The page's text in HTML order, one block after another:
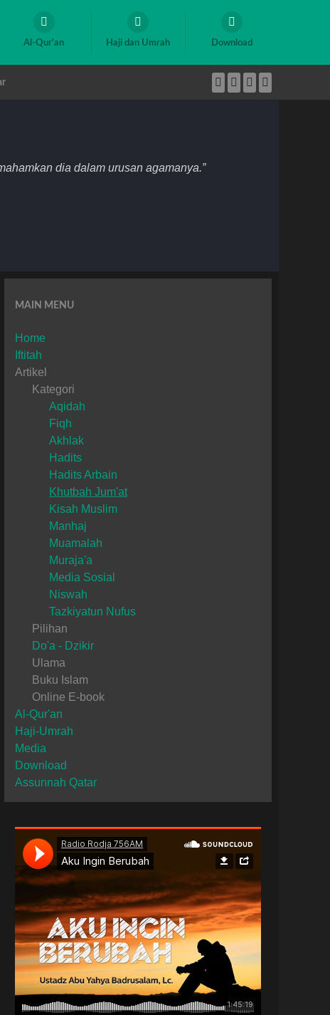
Al-Qur'an Haji dan Umrah Download
dia dalam urusan agamanya.”
MAIN MENU
Home
Iftitah
Artikel
Kategori
Aqidah
Fiqh
Akhlak
Hadits
Hadits Arbain
Khutbah Jum'at
Kisah Muslim
Manhaj
Muamalah
Muraja'a
Media Sosial
Niswah
Tazkiyatun Nufus
Pilihan
Do'a - Dzikir
Ulama
Buku Islam
Online E-book
Al-Qur'an
Haji-Umrah
Media
Download
Assunnah Qatar